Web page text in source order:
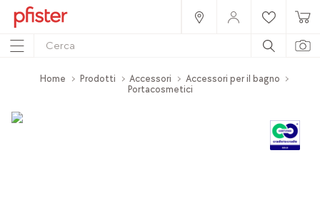
Home Prodotti Accessori
Accessori per il bagno
Portacosmetici